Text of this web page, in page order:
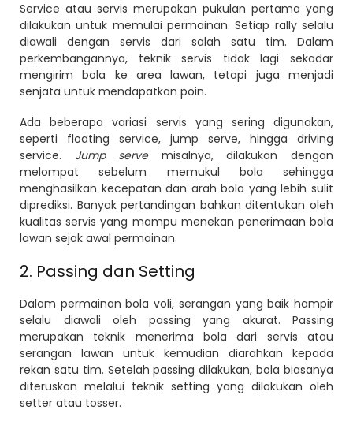
Service atau servis merupakan pukulan pertama yang
dilakukan untuk memulai permainan. Setiap rally selalu
diawali dengan servis dari salah satu tim. Dalam
perkembangannya, teknik servis tidak lagi sekadar
mengirim bola ke area lawan, tetapi juga menjadi
senjata untuk mendapatkan poin.
Ada beberapa variasi servis yang sering digunakan,
seperti floating service, jump serve, hingga driving
service. Jump servemisalnya, dilakukan dengan
melompat sebelum memukul bola sehingga
menghasilkan kecepatan dan arah bola yang lebih sulit
diprediksi. Banyak pertandingan bahkan ditentukan oleh
kualitas servis yang mampu menekan penerimaan bola
lawan sejak awal permainan.
2. Passing dan Setting
Dalam permainan bola voli, serangan yang baik hampir
selalu diawali oleh passing yang akurat. Passing
merupakan teknik menerima bola dari servis atau
serangan lawan untuk kemudian diarahkan kepada
rekan satu tim. Setelah passing dilakukan, bola biasanya
diteruskan melalui teknik setting yang dilakukan oleh
setter atau tosser.